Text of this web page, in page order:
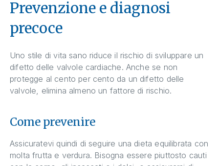
Prevenzione e diagnosi
precoce
Uno stile di vita sano riduce il rischio di sviluppare un
difetto delle valvole cardiache. Anche se non
protegge al cento per cento da un difetto delle
valvole, elimina almeno un fattore di rischio.
Come prevenire
Assicuratevi quindi di seguire una dieta equilibrata con
molta frutta e verdura. Bisogna essere piuttosto cauti